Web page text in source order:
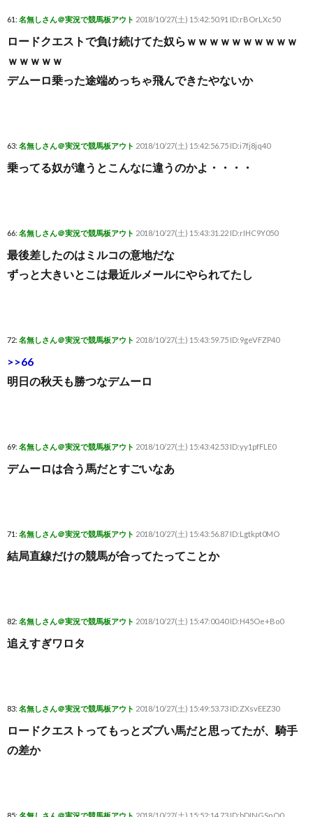
61: 名無しさん＠実況で競馬板アウト 2018/10/27(土) 15:42:50.91 ID:rBOrLXc50
ロードクエストで負け続けてた奴らｗｗｗｗｗｗｗｗｗｗ
ｗｗｗｗｗ
デムーロ乗った途端めっちゃ飛んできたやないか
63: 名無しさん＠実況で競馬板アウト 2018/10/27(土) 15:42:56.75 ID:i7fj8jq40
乗ってる奴が違うとこんなに違うのかよ・・・・
66: 名無しさん＠実況で競馬板アウト 2018/10/27(土) 15:43:31.22 ID:rIHC9Y050
最後差したのはミルコの意地だな
ずっと大きいとこは最近ルメールにやられてたし
72: 名無しさん＠実況で競馬板アウト 2018/10/27(土) 15:43:59.75 ID:9geVFZP40
>>66
明日の秋天も勝つなデムーロ
69: 名無しさん＠実況で競馬板アウト 2018/10/27(土) 15:43:42.53 ID:yy1pfFLE0
デムーロは合う馬だとすごいなあ
71: 名無しさん＠実況で競馬板アウト 2018/10/27(土) 15:43:56.87 ID:Lgtkpt0MO
結局直線だけの競馬が合ってたってことか
82: 名無しさん＠実況で競馬板アウト 2018/10/27(土) 15:47:00.40 ID:H45Oe+Bo0
追えすぎワロタ
83: 名無しさん＠実況で競馬板アウト 2018/10/27(土) 15:49:53.73 ID:ZXsvEEZ30
ロードクエストってもっとズブい馬だと思ってたが、騎手
の差か